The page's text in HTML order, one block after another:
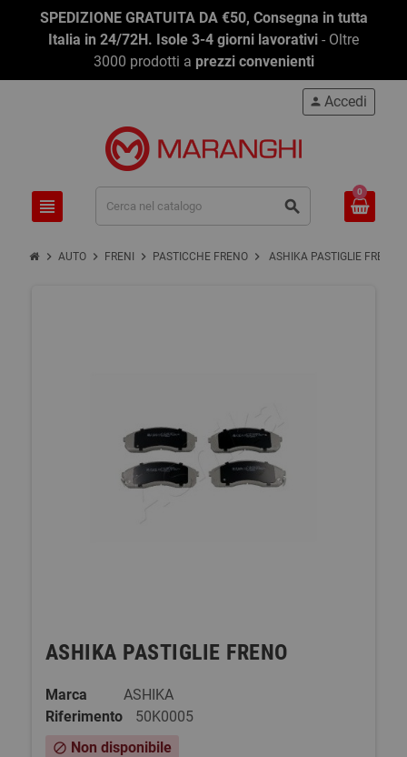
SPEDIZIONE GRATUITA DA €50, Consegna in tutta
Italia in 24/72H. Isole 3-4 giorni lavorativi - Oltre
3000 prodotti a prezzi convenienti
view_headline search
person Accedi
0
chevron_right AUTO chevron_right FRENI chevron_right PASTICCHE FRENO chevron_right ASHIKA PASTIGLIE FRENO
ASHIKA PASTIGLIE FRENO
Marca
ASHIKA
Riferimento
50K0005
block Non disponibile